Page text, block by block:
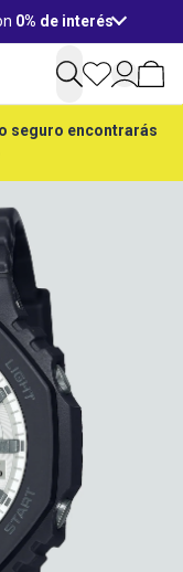
0% de interés
seguro encontrarás